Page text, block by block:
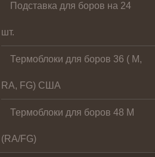
Подставка для боров на 24
шт.
Термоблоки для боров 36 ( М,
RA, FG) США
Термоблоки для боров 48 М
(RA/FG)